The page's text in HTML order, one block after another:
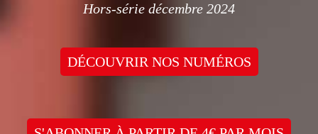
Hors-série décembre 2024
DÉCOUVRIR NOS NUMÉROS